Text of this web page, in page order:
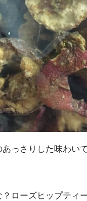
っさりした味わい
ローズヒップティ